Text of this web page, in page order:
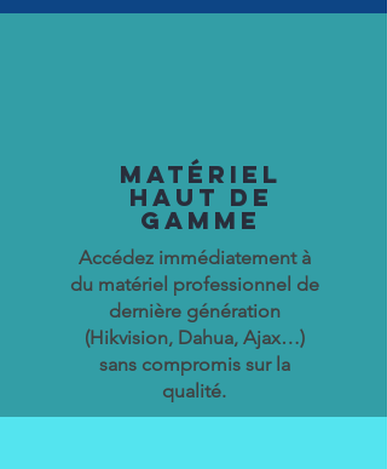
Matériel
haut de
gamme
Accédez immédiatement à
du matériel professionnel de
dernière génération
(Hikvision, Dahua, Ajax…)
sans compromis sur la
qualité.